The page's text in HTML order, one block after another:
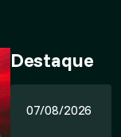
Destaque
07/08/2026